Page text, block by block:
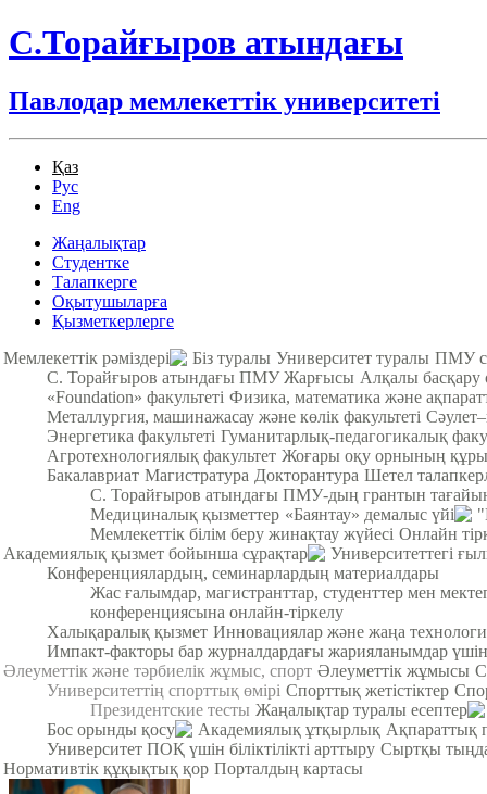
С.Торайғыров атындағы
Павлодар мемлекеттік университеті
Қаз
Рус
Eng
Жаңалықтар
Студентке
Талапкерге
Оқытушыларға
Қызметкерлерге
Мемлекеттік рәміздері
Біз туралы Университет туралы ПМУ
С. Торайғыров атындағы ПМУ Жарғысы Алқалы басқару
«Foundation» факультеті Физика, математика және
Металлургия, машинажасау және көлік факультеті
Энергетика факультеті Гуманитарлық-педагогикалық
Агротехнологиялық факультет Жоғары оқу орнының
Бакалавриат Магистратура Докторантура Шетел
С. Торайғыров атындағы ПМУ-дың грантын
Медициналық қызметтер «Баянтау» демалыс үйі
Мемлекеттік білім беру жинақтау жүйесі Онлайн
Академиялық қызмет бойынша сұрақтар
Университеттегі
Конференциялардың, семинарлардың материалдары
Жас ғалымдар, магистранттар, студенттер мен
конференциясына онлайн-тіркелу
Халықаралық қызмет Инновациялар және жаңа
Импакт-факторы бар журналдардағы жарияланымдар үшін
Әлеуметтік және тәрбиелік жұмыс, спорт Әлеуметтік жұмысы
Университеттің спорттық өмірі Спорттық жетістіктер
Президентские тесты Жаңалықтар туралы есептер
Бос орынды қосу
Академиялық ұтқырлық Ақпараттық
Университет ПОҚ үшін біліктілікті арттыру Сыртқы
Нормативтік құқықтық қор Порталдың картасы